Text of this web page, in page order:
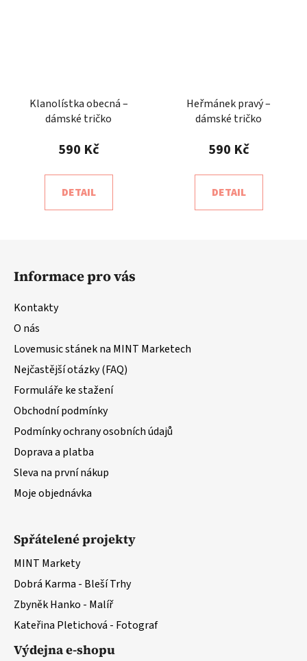
Klanolístka obecná –
dámské tričko
590 Kč
DETAIL
Heřmánek pravý –
dámské tričko
590 Kč
DETAIL
Informace pro vás
Kontakty
O nás
Lovemusic stánek na MINT Marketech
Nejčastější otázky (FAQ)
Formuláře ke stažení
Obchodní podmínky
Podmínky ochrany osobních údajů
Doprava a platba
Sleva na první nákup
Moje objednávka
Spřátelené projekty
MINT Markety
Dobrá Karma - Bleší Trhy
Zbyněk Hanko - Malíř
Kateřina Pletichová - Fotograf
Výdejna e-shopu